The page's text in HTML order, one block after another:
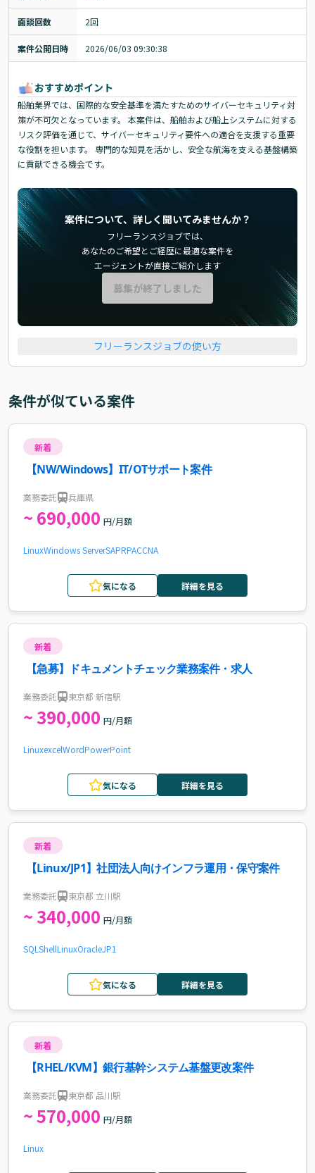
面談回数 2回
案件公開日時 2026/06/03 09:30:38
おすすめポイント
船舶業界では、国際的な安全基準を満たすためのサイバーセキュリティ対
策が不可欠となっています。 本案件は、船舶および船上システムに対する
リスク評価を通じて、サイバーセキュリティ要件への適合を支援する重要
な役割を担います。 専門的な知見を活かし、安全な航海を支える基盤構築
に貢献できる機会です。
案件について、詳しく聞いてみませんか？
フリーランスジョブでは、
あなたのご希望とご経歴に最適な案件を
エージェントが直接ご紹介します
募集が終了しました
フリーランスジョブの使い方
条件が似ている案件
新着
【NW/Windows】IT/OTサポート案件
業務委託 兵庫県
~ 690,000 円/月額
LinuxWindows ServerSAPRPACCNA
気になる 詳細を見る
新着
【急募】ドキュメントチェック業務案件・求人
業務委託 東京都 新宿駅
~ 390,000 円/月額
LinuxexcelWordPowerPoint
気になる 詳細を見る
新着
【Linux/JP1】社団法人向けインフラ運用・保守案件
業務委託 東京都 立川駅
~ 340,000 円/月額
SQL ShellLinuxOracleJP1
気になる 詳細を見る
新着
【RHEL/KVM】銀行基幹システム基盤更改案件
業務委託 東京都 品川駅
~ 570,000 円/月額
Linux